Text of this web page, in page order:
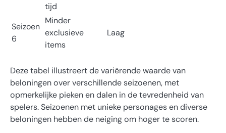
tijd
Seizoen
6
Minder
exclusieve
items
Laag
Deze tabel illustreert de variërende waarde van
beloningen over verschillende seizoenen, met
opmerkelijke pieken en dalen in de tevredenheid van
spelers. Seizoenen met unieke personages en diverse
beloningen hebben de neiging om hoger te scoren.